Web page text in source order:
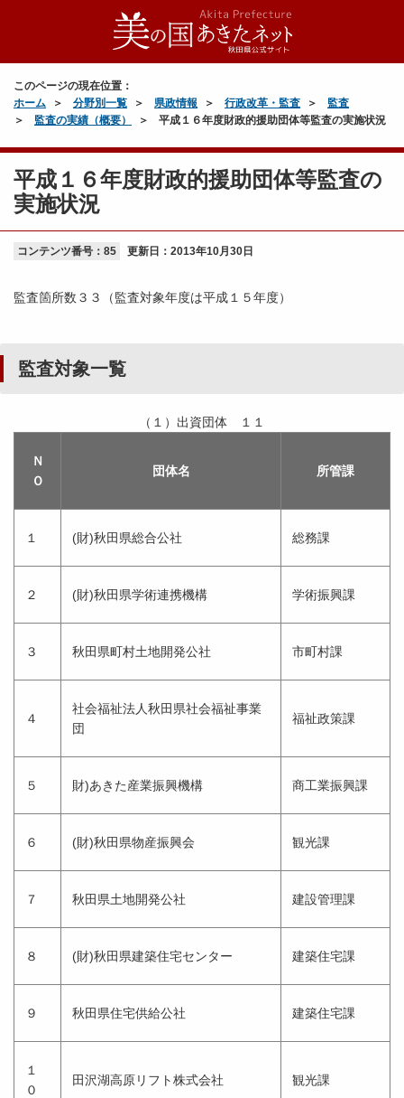
このページの現在位置：
ホーム
分野別一覧 県政情報 行政改革・監査
監査
監査の実績（概要）
平成１６年度財政的援助団体等監査の実施状況
平成１６年度財政的援助団体等監査の
実施状況
コンテンツ番号：85 更新日： 2013年10月30日
監査箇所数３３（監査対象年度は平成１５年度）
監査対象一覧
Ｎ
Ｏ
団体名 所管課
（１）出資団体 １１
１ (財)秋田県総合公社 総務課
２ (財)秋田県学術連携機構 学術振興課
３ 秋田県町村土地開発公社 市町村課
４
社会福祉法人秋田県社会福祉事業
団
福祉政策課
５ 財)あきた産業振興機構 商工業振興課
６ (財)秋田県物産振興会 観光課
７ 秋田県土地開発公社 建設管理課
８ (財)秋田県建築住宅センター 建築住宅課
９ 秋田県住宅供給公社 建築住宅課
１
０
田沢湖高原リフト株式会社 観光課